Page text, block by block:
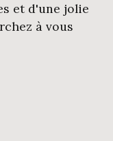
et d'une jolie
à vous